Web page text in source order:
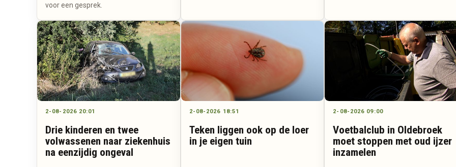
voor een gesprek.
2-08-2026 20:01
Drie kinderen en twee
volwassenen naar ziekenhuis
na eenzijdig ongeval
2-08-2026 18:51
Teken liggen ook op de loer
in je eigen tuin
2-08-2026 09:00
Voetbalclub in Oldebroek
moet stoppen met oud ijzer
inzamelen